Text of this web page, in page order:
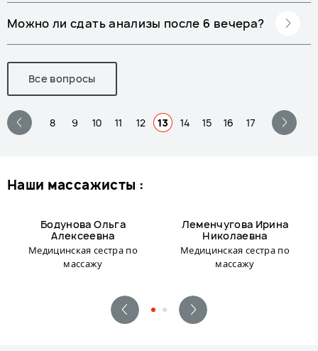
Можно ли сдать анализы после 6 вечера?
Все вопросы
8 9 10 11 12 13 14 15 16 17
наши массажисты :
Бодунова Ольга
Алексеевна
Медицинская сестра по
массажу
Леменчугова Ирина
Николаевна
Медицинская сестра по
массажу